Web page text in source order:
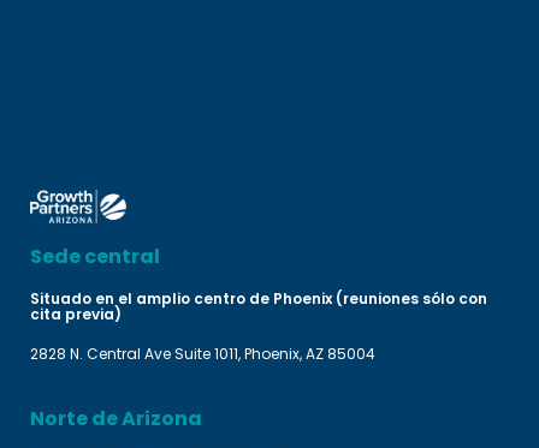
Sede central
Situado en el amplio centro de Phoenix (reuniones sólo con
cita previa)
2828 N. Central Ave Suite 1011, Phoenix, AZ 85004
Norte de Arizona